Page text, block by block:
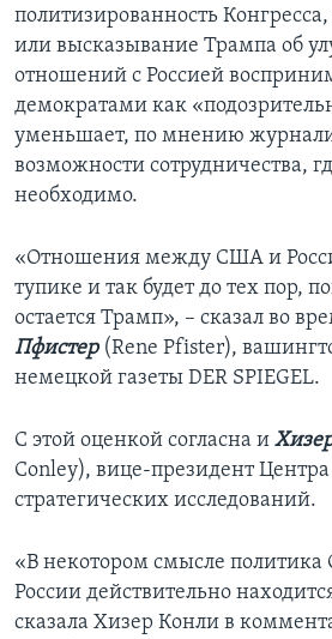
политизированность
или высказывание Трампа об
отношений с Россией
демократами как
уменьшает, по мнению
возможности сотрудничества,
необходимо.
«Отношения между США и
тупике и так будет до тех пор,
остается Трамп», – сказал во
Пфистер(Rene Pfister),
немецкой газеты DER SPIEGEL.
С этой оценкой согласна и
Conley), вице-президент
стратегических исследований.
«В некотором смысле
России действительно
сказала Хизер Конли в